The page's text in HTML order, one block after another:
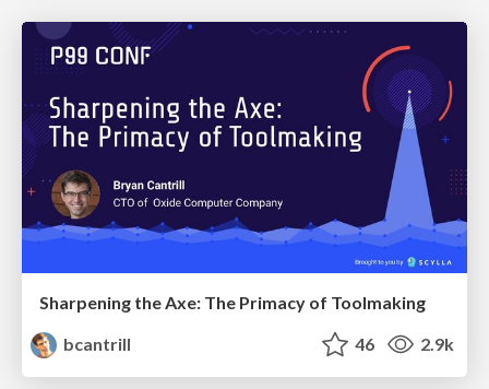
Sharpening the Axe: The Primacy of Toolmaking
bcantrill
46 2.9k